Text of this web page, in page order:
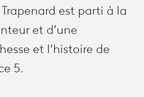
est parti à la
et d’une
et l’histoire de
5.